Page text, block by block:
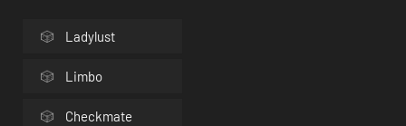
Ladylust
Limbo
Checkmate